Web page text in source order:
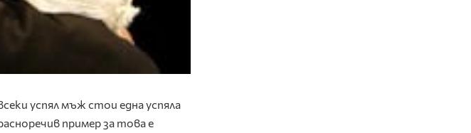
успял мъж стои една успяла
пример за това е